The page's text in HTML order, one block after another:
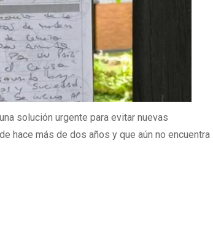
solución urgente para evitar nuevas
hace más de dos años y que aún no encuentra